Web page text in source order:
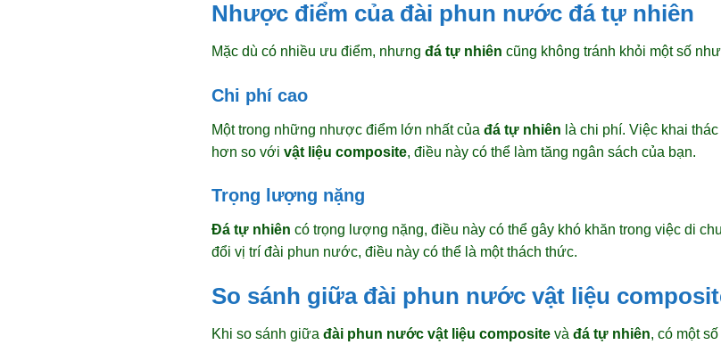
Nhược điểm của đài phun nước đá tự nhiên
Mặc dù có nhiều ưu điểm, nhưng đá tự nhiên cũng không tránh khỏi một số
Chi phí cao
Một trong những nhược điểm lớn nhất của đá tự nhiên là chi phí. Việc khai
hơn so với vật liệu composite, điều này có thể làm tăng ngân sách của bạn.
Trọng lượng nặng
Đá tự nhiên có trọng lượng nặng, điều này có thể gây khó khăn trong việc di
đổi vị trí đài phun nước, điều này có thể là một thách thức.
So sánh giữa đài phun nước vật liệu
Khi so sánh giữa đài phun nước vật liệu composite và đá tự nhiên, có một